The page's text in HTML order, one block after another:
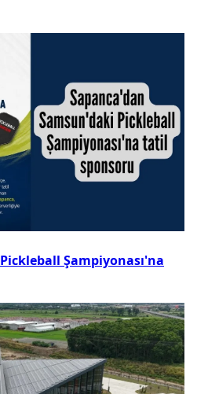
Şampiyonası'na